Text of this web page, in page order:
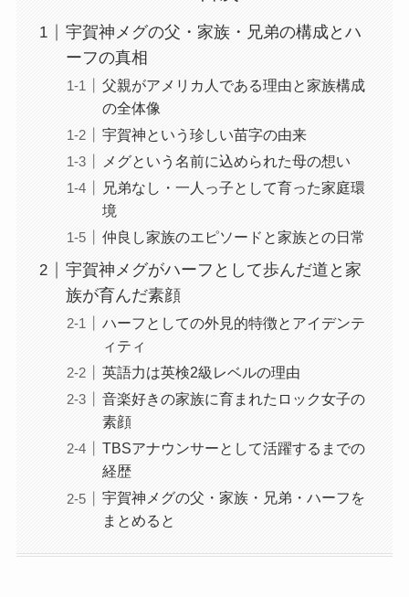
宇賀神メグの父・家族・兄弟の構成とハ
ーフの真相
父親がアメリカ人である理由と家族構成
の全体像
宇賀神という珍しい苗字の由来
メグという名前に込められた母の想い
兄弟なし・一人っ子として育った家庭環
境
仲良し家族のエピソードと家族との日常
宇賀神メグがハーフとして歩んだ道と家
族が育んだ素顔
ハーフとしての外見的特徴とアイデンテ
ィティ
英語力は英検2級レベルの理由
音楽好きの家族に育まれたロック女子の
素顔
TBSアナウンサーとして活躍するまでの
経歴
宇賀神メグの父・家族・兄弟・ハーフを
まとめると